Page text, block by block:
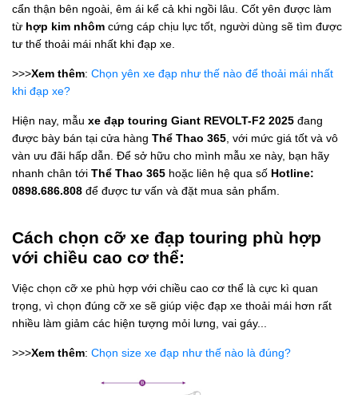
cẩn thận bên ngoài, êm ái kể cả khi ngồi lâu. Cốt yên được làm
từ hợp kim nhôm cứng cáp chịu lực tốt, người dùng sẽ tìm được
tư thế thoải mái nhất khi đạp xe.
>>>Xem thêm: Chọn yên xe đạp như thế nào để thoải mái nhất
khi đạp xe?
Hiện nay, mẫu xe đạp touring Giant REVOLT-F2 2025 đang
được bày bán tại cửa hàng Thể Thao 365 , với mức giá tốt và vô
vàn ưu đãi hấp dẫn. Để sở hữu cho mình mẫu xe này, bạn hãy
nhanh chân tới Thể Thao 365 hoặc liên hệ qua số Hotline:
0898.686.808 để được tư vấn và đặt mua sản phẩm.
Cách chọn cỡ xe đạp touring phù hợp
với chiều cao cơ thể:
Việc chọn cỡ xe phù hợp với chiều cao cơ thể là cực kì quan
trọng, vì chọn đúng cỡ xe sẽ giúp việc đạp xe thoải mái hơn rất
nhiều làm giảm các hiện tượng mỏi lưng, vai gáy...
>>>Xem thêm: Chọn size xe đạp như thế nào là đúng?